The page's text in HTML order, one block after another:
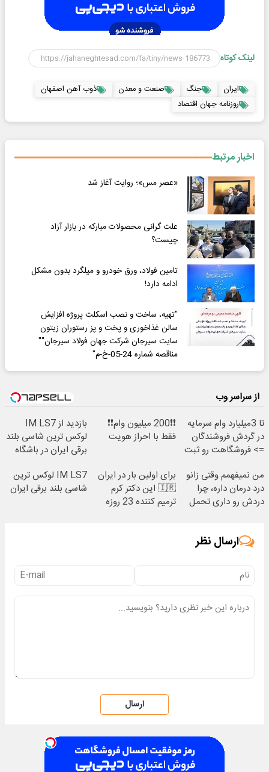
لینک کوتاه
ایران جنگ صنعت و معدن
ذوب آهن اصفهان
روزنامه جهان اقتصاد
اخبار مرتبط
«عصر مس»؛ روایت آغاز شد
علت گرانی محصولات مبارکه در بازار آزاد
چیست؟
تامین فولاد، ورق خودرو و میلگرد بدون مشکل
ادامه دارد!
"تهیه، ساخت و نصب اسکلت پروژه افزایش
سالن غذاخوری و پخت و پز رستوران زیتون
سایت سیرجان شرکت جهان فولاد سیرجان""
مناقصه شماره 24-05-خ-م"
از سراسر وب
تا 3میلیارد وام سرمایه
در گردش فروشندگان
=> فروشگاهت رو ثبت
❗❗200 میلیون وام❗❗
فقط با احراز هویت
بازدید از IM LS7
لوکس ترین شاسی بلند
برقی ایران در باشگاه
من نمیفهمم وقتی زانو
درد درمان داره، چرا
دردش رو داری تحمل
برای اولین بار در ایران
🇮🇷 این دکتر کرم
ترمیم کننده 23 روزه
IM LS7 لوکس ترین
شاسی بلند برقی ایران
ارسال نظر
ارسال